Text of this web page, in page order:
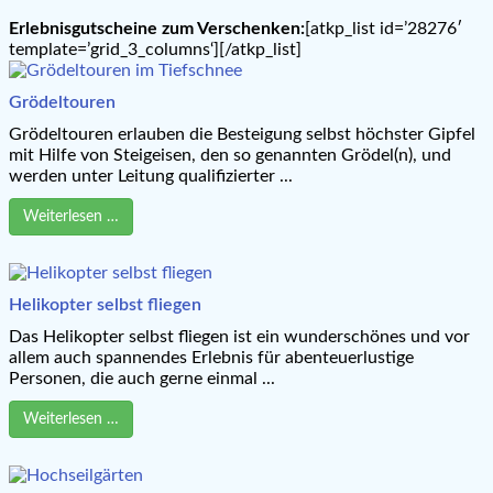
Erlebnisgutscheine zum Verschenken:[atkp_list id=’28276′
template=’grid_3_columns‘][/atkp_list]
Grödeltouren
Grödeltouren erlauben die Besteigung selbst höchster Gipfel
mit Hilfe von Steigeisen, den so genannten Grödel(n), und
werden unter Leitung qualifizierter ...
Weiterlesen …
Helikopter selbst fliegen
Das Helikopter selbst fliegen ist ein wunderschönes und vor
allem auch spannendes Erlebnis für abenteuerlustige
Personen, die auch gerne einmal ...
Weiterlesen …